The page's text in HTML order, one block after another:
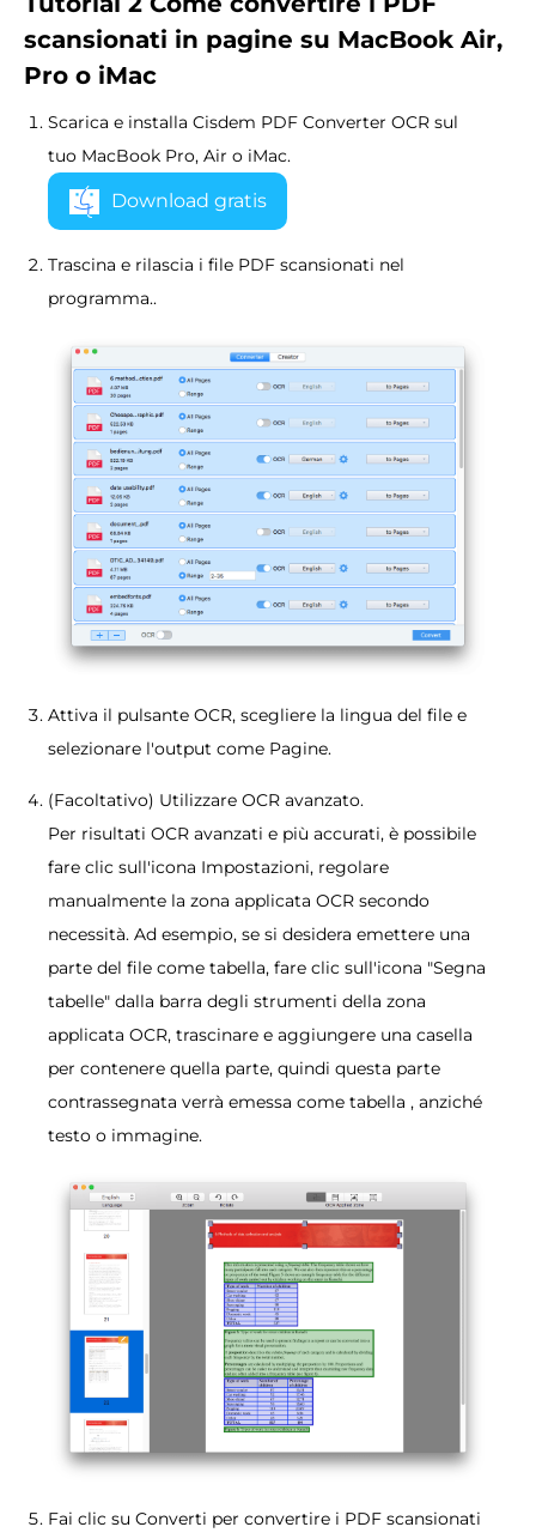
scansionati in pagine su MacBook Air,
Pro o iMac
Scarica e installa Cisdem PDF Converter OCR sul
tuo MacBook Pro, Air o iMac.
Download gratis
Trascina e rilascia i file PDF scansionati nel
programma..
Attiva il pulsante OCR, scegliere la lingua del file e
selezionare l'output come Pagine.
(Facoltativo) Utilizzare OCR avanzato.
Per risultati OCR avanzati e più accurati, è possibile
fare clic sull'icona Impostazioni, regolare
manualmente la zona applicata OCR secondo
necessità. Ad esempio, se si desidera emettere una
parte del file come tabella, fare clic sull'icona "Segna
tabelle" dalla barra degli strumenti della zona
applicata OCR, trascinare e aggiungere una casella
per contenere quella parte, quindi questa parte
contrassegnata verrà emessa come tabella , anziché
testo o immagine.
Fai clic su Converti per convertire i PDF scansionati